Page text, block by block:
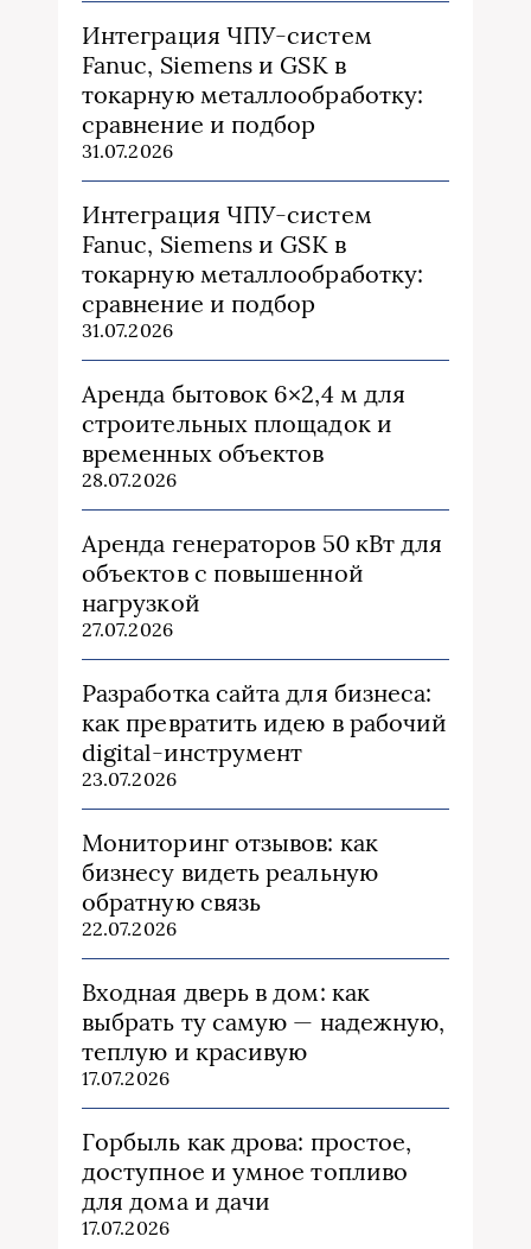
Интеграция ЧПУ-систем
Fanuc, Siemens и GSK в
токарную металлообработку:
сравнение и подбор
31.07.2026
Интеграция ЧПУ-систем
Fanuc, Siemens и GSK в
токарную металлообработку:
сравнение и подбор
31.07.2026
Аренда бытовок 6×2,4 м для
строительных площадок и
временных объектов
28.07.2026
Аренда генераторов 50 кВт для
объектов с повышенной
нагрузкой
27.07.2026
Разработка сайта для бизнеса:
как превратить идею в рабочий
digital-инструмент
23.07.2026
Мониторинг отзывов: как
бизнесу видеть реальную
обратную связь
22.07.2026
Входная дверь в дом: как
выбрать ту самую — надежную,
теплую и красивую
17.07.2026
Горбыль как дрова: простое,
доступное и умное топливо
для дома и дачи
17.07.2026